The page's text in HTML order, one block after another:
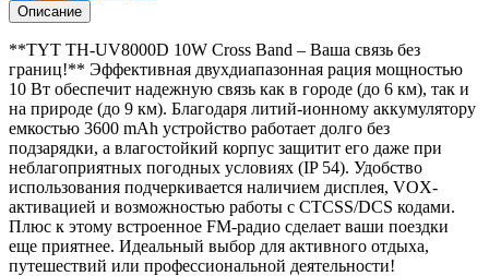
Описание
**TYT TH-UV8000D 10W Cross Band – Ваша связь без
границ!** Эффективная двухдиапазонная рация мощностью
10 Вт обеспечит надежную связь как в городе (до 6 км), так и
на природе (до 9 км). Благодаря литий-ионному аккумулятору
емкостью 3600 mAh устройство работает долго без
подзарядки, а влагостойкий корпус защитит его даже при
неблагоприятных погодных условиях (IP 54). Удобство
использования подчеркивается наличием дисплея, VOX-
активацией и возможностью работы с CTCSS/DCS кодами.
Плюс к этому встроенное FM-радио сделает ваши поездки
еще приятнее. Идеальный выбор для активного отдыха,
путешествий или профессиональной деятельности!